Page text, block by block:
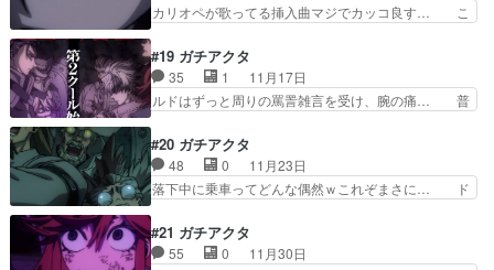
ゥスと対峙するも情報…
去がいろいろと切ない。普段スン… なぁこの展開
積み上げてきた努力が天才に… 幻覚を見せられて
笑うザンカそれを横で寝転… なにこれ、ちょっと
ひどい展開だザンカの過…
カリオペが歌ってる挿入曲マジでカッコ良す… こ
読めない展開や圧巻の作画で毎回楽しま… リヨウ
vsネルデ、ここにきて人器ではなく… どんなに能
力があっても、銃の方が強いとい… 結局電気の髪
は攻略せずに飛び道具で倒しち… リヨウVSネル
間切れになったのに対抗し… 体わかんない腕細い
顔似てない…リヨウちゃ… 今回のメインはリョ
ウ？リョウの前職は殺し…
#19 ガチアクタ
35 1
11月17日
ルドはずっと周りの罵詈雑言を受け、腕の痛… 普
ちゃんちょっと出てきて嬉しい多分あと… 善逸と
いいヒロ下野の喉が・・・荒らし屋は… そういえ
ば掃除屋って班獣を倒す部隊だった… 番人シリー
ズ奥が深いし闇深い。確かに番人… アモの引き取
人シリーズって？？いろいろ… ゾディルは新たに
作り出すことに失敗！だが… 俄然面白くなってき
#20 ガチアクタ
48 0
11月23日
落下中に乗車ってどんな偶然ｗこれぞまさに… ド
ハンドとやらの能力は一体!?ディアブ… 未だによ
く分からず観ているけど謎ドライブ… ディア凄い
#21 ガチアクタ
55 0
11月30日